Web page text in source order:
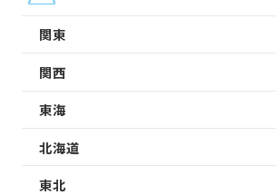
関東
関西
東海
北海道
東北